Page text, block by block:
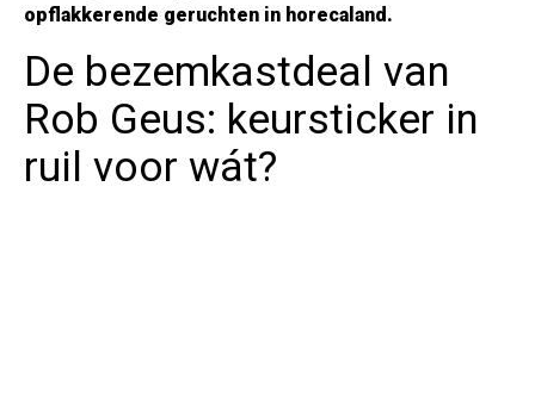
opflakkerende geruchten in horecaland.
De bezemkastdeal van
Rob Geus: keursticker in
ruil voor wát?